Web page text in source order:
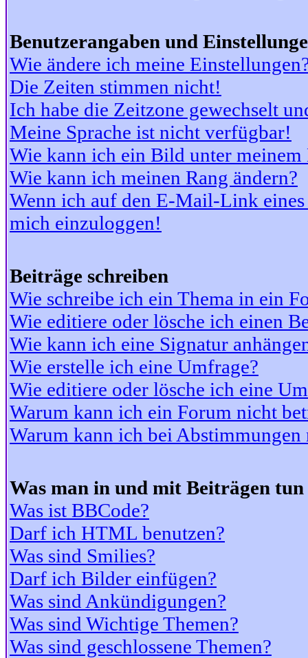
Benutzerangaben und
Wie ändere ich meine
Die Zeiten stimmen nicht!
Ich habe die Zeitzone gewechselt
Meine Sprache ist nicht verfügbar!
Wie kann ich ein Bild unter meinem
Wie kann ich meinen Rang ändern?
Wenn ich auf den E-Mail-Link
mich einzuloggen!
Beiträge schreiben
Wie schreibe ich ein Thema in ein
Wie editiere oder lösche ich einen
Wie kann ich eine Signatur
Wie erstelle ich eine Umfrage?
Wie editiere oder lösche ich eine
Warum kann ich ein Forum nicht
Warum kann ich bei
Was man in und mit Beiträgen
Was ist BBCode?
Darf ich HTML benutzen?
Was sind Smilies?
Darf ich Bilder einfügen?
Was sind Ankündigungen?
Was sind Wichtige Themen?
Was sind geschlossene Themen?